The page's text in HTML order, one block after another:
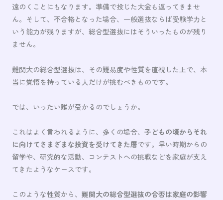
遠のくことにもなります。準備で投じた大金も返ってきませ
ん。そして、不合格となった場合、一般選抜ならば受験学力と
いう能力が残りますが、総合型選抜にはそういったものが残り
ません。
難関大の総合型選抜は、その難易度や性質を直視した上で、本
当に覚悟を持っている人だけが挑むべきものです。
では、いったい誰が受かるのでしょうか。
これはよく言われるように、多くの場合、子どもの頃からそれ
に向けてさまざまな投資を受けてきた層です。早い時期からの
留学や、研究的な活動、コンテストへの挑戦などを家庭が支え
てきたようなケースです。
このような性質から、難関大の総合型選抜の合否は家庭の影響